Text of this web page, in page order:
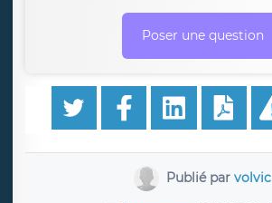
Poser une question
Publié par volvic